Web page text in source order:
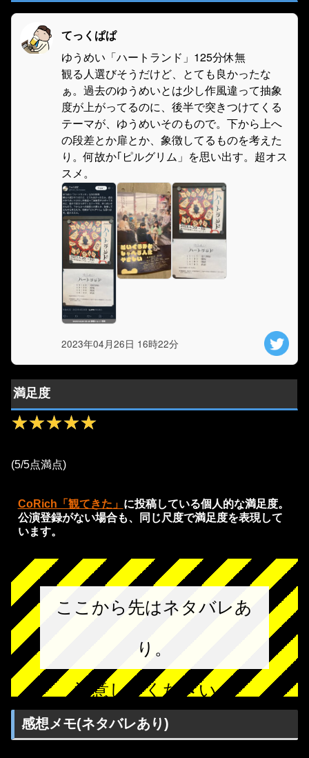
てっくぱぱ
ゆうめい「ハートランド」125分休無
観る人選びそうだけど、とても良かったな
ぁ。過去のゆうめいとは少し作風違って抽象
度が上がってるのに、後半で突きつけてくる
テーマが、ゆうめいそのもので。下から上へ
の段差とか扉とか、象徴してるものを考えた
り。何故か｢ピルグリム」を思い出す。超オス
スメ。
2023年04月26日 16時22分
満足度
★★★★★
★★★★★
(5/5点満点)
CoRich「観てきた」 に投稿している個人的な満足度。
公演登録がない場合も、同じ尺度で満足度を表現して
います。
ここから先はネタバレあ
り。
注意してください。
感想メモ(ネタバレあり)